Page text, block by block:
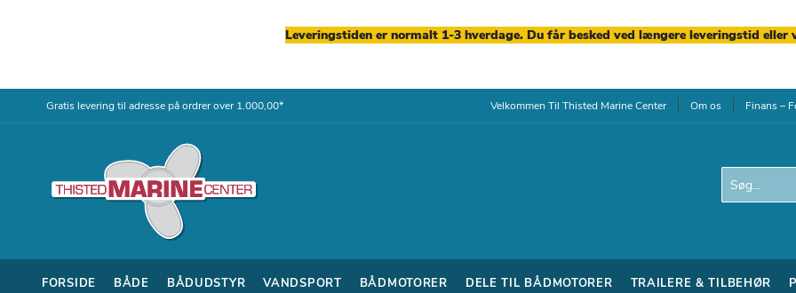
Leveringstiden er normalt 1-3 hverdage. Du får besked ved længere leveringstid eller
Gratis levering til adresse på ordrer over 1.000,00*Skip
Velkommen Til Thisted Marine Center Om os Finans –
Search
FORSIDE BÅDE BÅDUDSTYR VANDSPORT BÅDMOTORER DELE TIL BÅDMOTORER TRAILERE & TILBEHØR